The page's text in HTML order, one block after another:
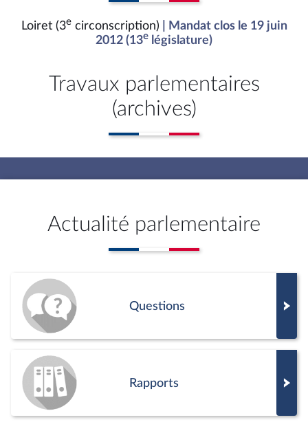
Loiret (3ecirconscription)
| Mandat clos le 19 juin
2012 (13e législature)
Travaux parlementaires
(archives)
Actualité parlementaire
Questions
Rapports